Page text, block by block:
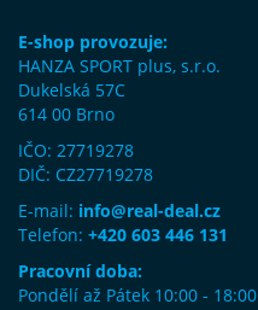
E-shop provozuje:
HANZA SPORT plus, s.r.o.
Dukelská 57C
614 00 Brno
IČO: 27719278
DIČ: CZ27719278
E-mail: info@real-deal.cz
Telefon: +420 603 446 131
Pracovní doba:
Pondělí až Pátek 10:00 - 18:00